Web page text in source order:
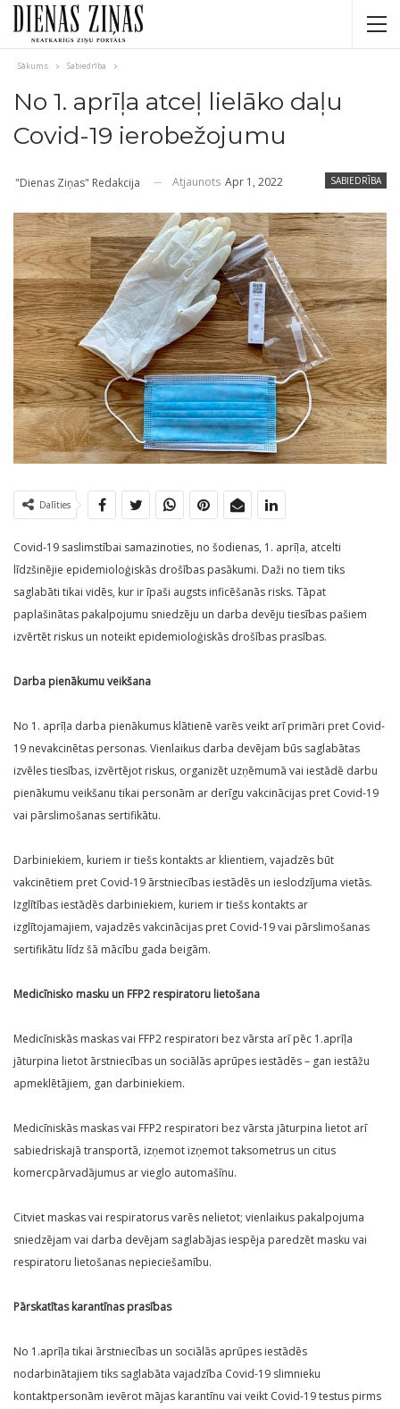
Sākums Sabiedrība
No 1. aprīļa atceļ lielāko daļu
Covid-19 ierobežojumu
SABIEDRĪBA
"Dienas Ziņas" Redakcija Atjaunots Apr 1, 2022
Dalīties
Covid-19 saslimstībai samazinoties, no šodienas, 1. aprīļa, atcelti
līdzšinējie epidemioloģiskās drošības pasākumi. Daži no tiem tiks
saglabāti tikai vidēs, kur ir īpaši augsts inficēšanās risks. Tāpat
paplašinātas pakalpojumu sniedzēju un darba devēju tiesības pašiem
izvērtēt riskus un noteikt epidemioloģiskās drošības prasības.
Darba pienākumu veikšana
No 1. aprīļa darba pienākumus klātienē varēs veikt arī primāri pret Covid-
19 nevakcinētas personas. Vienlaikus darba devējam būs saglabātas
izvēles tiesības, izvērtējot riskus, organizēt uzņēmumā vai iestādē darbu
pienākumu veikšanu tikai personām ar derīgu vakcinācijas pret Covid-19
vai pārslimošanas sertifikātu.
Darbiniekiem, kuriem ir tiešs kontakts ar klientiem, vajadzēs būt
vakcinētiem pret Covid-19 ārstniecības iestādēs un ieslodzījuma vietās.
Izglītības iestādēs darbiniekiem, kuriem ir tiešs kontakts ar
izglītojamajiem, vajadzēs vakcinācijas pret Covid-19 vai pārslimošanas
sertifikātu līdz šā mācību gada beigām.
Medicīnisko masku un FFP2 respiratoru lietošana
Medicīniskās maskas vai FFP2 respiratori bez vārsta arī pēc 1.aprīļa
jāturpina lietot ārstniecības un sociālās aprūpes iestādēs – gan iestāžu
apmeklētājiem, gan darbiniekiem.
Medicīniskās maskas vai FFP2 respiratori bez vārsta jāturpina lietot arī
sabiedriskajā transportā, izņemot izņemot taksometrus un citus
komercpārvadājumus ar vieglo automašīnu.
Citviet maskas vai respiratorus varēs nelietot; vienlaikus pakalpojuma
sniedzējam vai darba devējam saglabājas iespēja paredzēt masku vai
respiratoru lietošanas nepieciešamību.
Pārskatītas karantīnas prasības
No 1.aprīļa tikai ārstniecības un sociālās aprūpes iestādēs
nodarbinātajiem tiks saglabāta vajadzība Covid-19 slimnieku
kontaktpersonām ievērot mājas karantīnu vai veikt Covid-19 testus pirms